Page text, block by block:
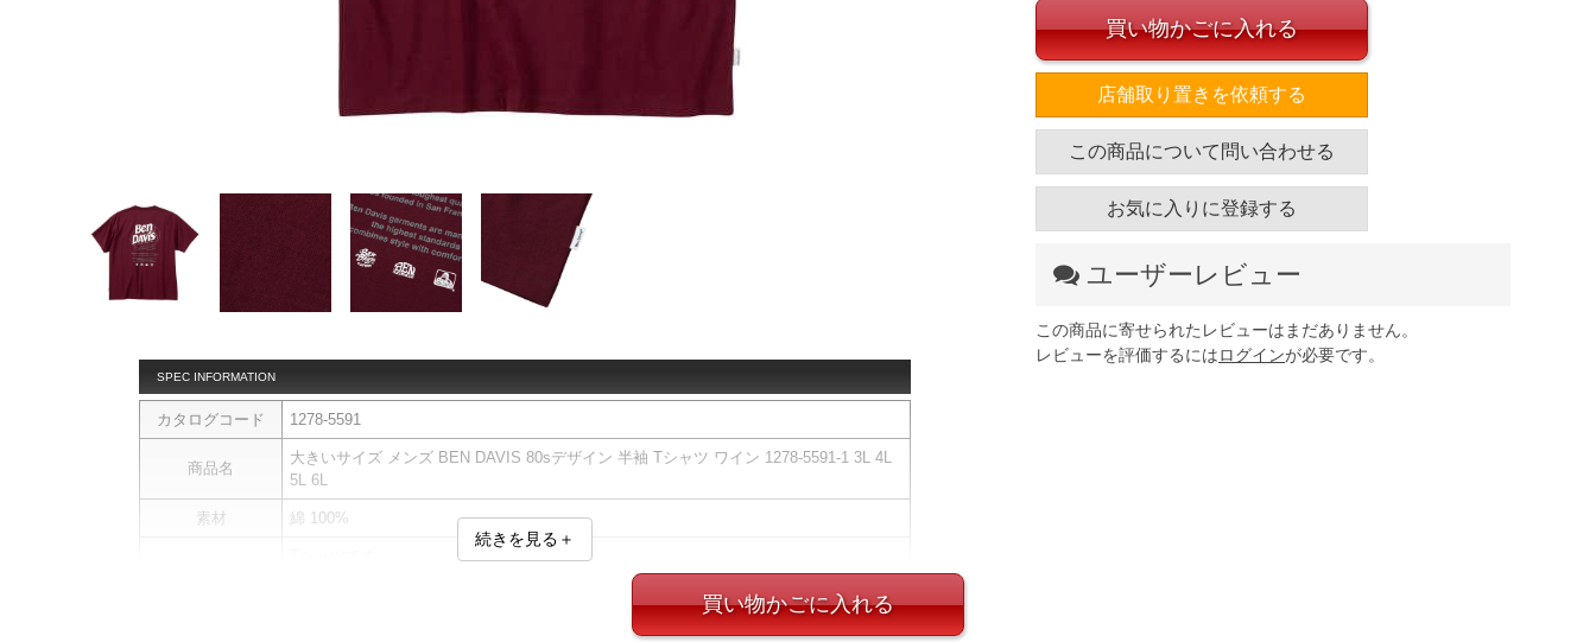
SPEC INFORMATION
カタログコード 1278-5591
商品名
大きいサイズ メンズ BEN DAVIS 80sデザイン 半袖 Tシャツ ワイン 1278-5591-1 3L 4L
5L 6L
素材 綿 100%
続きを見る＋
買い物かごに入れる
店舗取り置きを依頼する
この商品について問い合わせる
お気に入りに登録する
ユーザーレビュー
この商品に寄せられたレビューはまだありません。
レビューを評価するにはログインが必要です。
買い物かごに入れる